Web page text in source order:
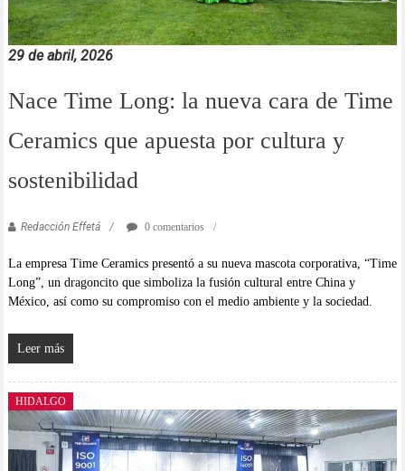
29 de abril, 2026
Nace Time Long: la nueva cara de Time
Ceramics que apuesta por cultura y
sostenibilidad
Redacción Effetá 0 comentarios
La empresa Time Ceramics presentó a su nueva mascota corporativa, “Time
Long”, un dragoncito que simboliza la fusión cultural entre China y
México, así como su compromiso con el medio ambiente y la sociedad.
Leer más
HIDALGO